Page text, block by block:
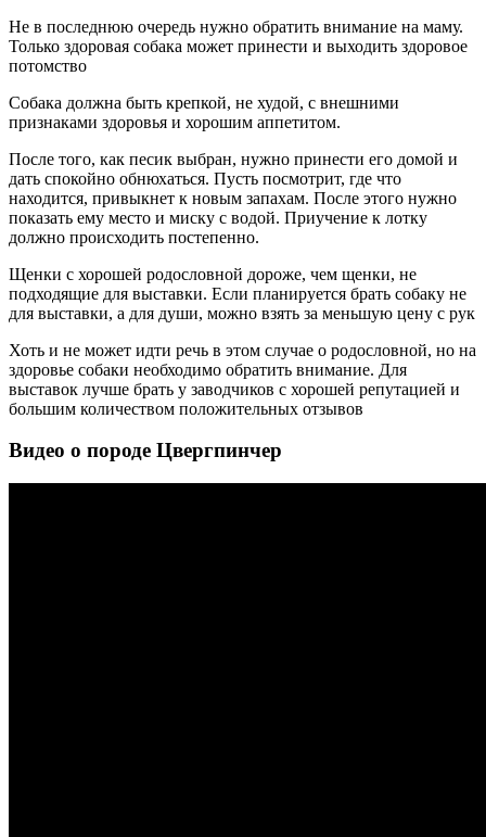
Не в последнюю очередь нужно обратить внимание на маму.
Только здоровая собака может принести и выходить здоровое
потомство
Собака должна быть крепкой, не худой, с внешними
признаками здоровья и хорошим аппетитом.
После того, как песик выбран, нужно принести его домой и
дать спокойно обнюхаться. Пусть посмотрит, где что
находится, привыкнет к новым запахам. После этого нужно
показать ему место и миску с водой. Приучение к лотку
должно происходить постепенно.
Щенки с хорошей родословной дороже, чем щенки, не
подходящие для выставки. Если планируется брать собаку не
для выставки, а для души, можно взять за меньшую цену с рук
Хоть и не может идти речь в этом случае о родословной, но на
здоровье собаки необходимо обратить внимание. Для
выставок лучше брать у заводчиков с хорошей репутацией и
большим количеством положительных отзывов
Видео о породе Цвергпинчер